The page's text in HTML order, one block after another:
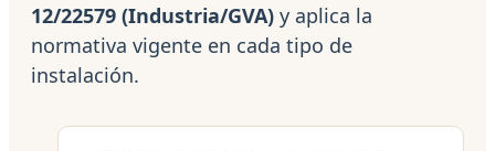
12/22579 (Industria/GVA) y aplica la
normativa vigente en cada tipo de
instalación.